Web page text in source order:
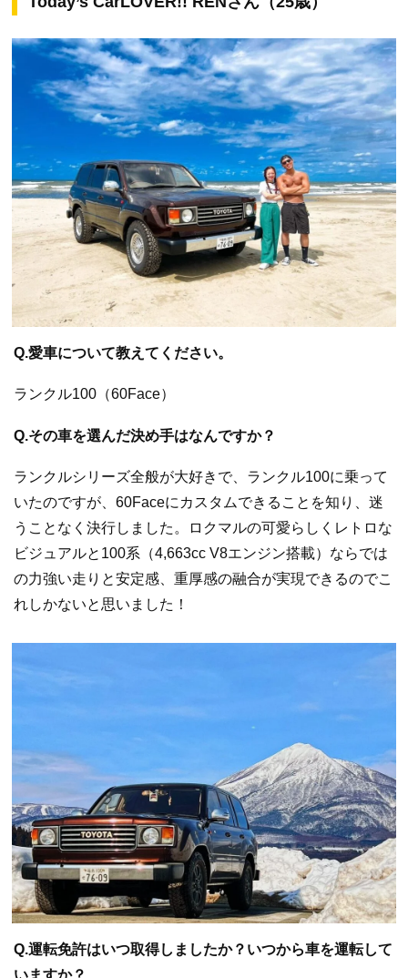
Q.愛車について教えてください。
ランクル100（60Face）
Q.その車を選んだ決め手はなんですか？
ランクルシリーズ全般が大好きで、ランクル100に乗って
いたのですが、60Faceにカスタムできることを知り、迷
うことなく決行しました。ロクマルの可愛らしくレトロな
ビジュアルと100系（4,663cc V8エンジン搭載）ならでは
の力強い走りと安定感、重厚感の融合が実現できるのでこ
れしかないと思いました！
Q.運転免許はいつ取得しましたか？いつから車を運転して